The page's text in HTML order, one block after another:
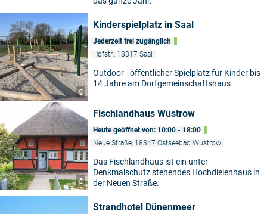
©
Kinderspielplatz in Saal
Jederzeit frei zugänglich
Hofstr., 18317 Saal
Outdoor - öffentlicher Spielplatz für Kinder bis
14 Jahre am Dorfgemeinschaftshaus
©
Fischlandhaus Wustrow
Heute geöffnet von: 10:00 - 18:00
Neue Straße, 18347 Ostseebad Wustrow
Das Fischlandhaus ist ein unter
Denkmalschutz stehendes Hochdielenhaus in
der Neuen Straße.
Strandhotel Dünenmeer